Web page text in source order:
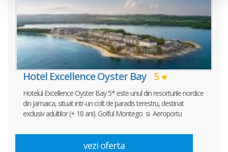
Hotel Excellence Oyster Bay 5
Hotelul Excellence Oyster Bay 5* este unul din resorturile nordice
din Jamaica, situat intr-un colt de paradis terestru, destinat
exclusiv adultilor (+ 18 ani). Golful Montego si Aeroportu
vezi oferta